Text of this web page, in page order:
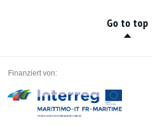
Go to top
Finanziert von: